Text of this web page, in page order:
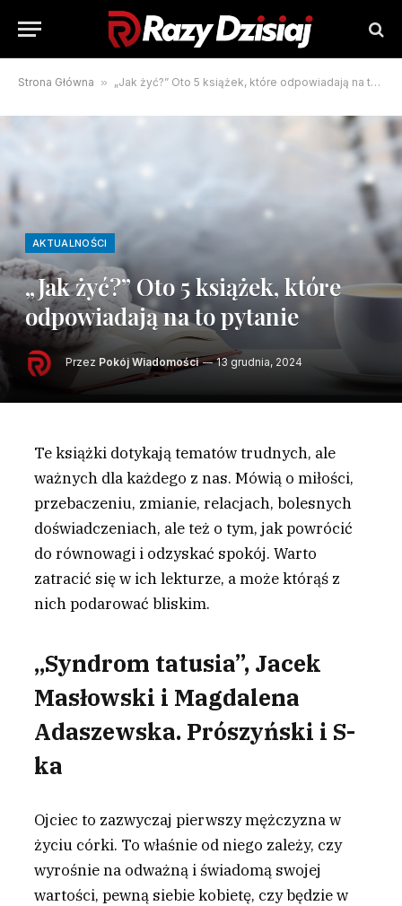
Strona Główna » „Jak żyć?” Oto 5 książek, które odpowiadają na to pytanie
AKTUALNOŚCI
„Jak żyć?” Oto 5 książek, które
odpowiadają na to pytanie
Przez Pokój Wiadomości 13 grudnia, 2024
Te książki dotykają tematów trudnych, ale
ważnych dla każdego z nas. Mówią o miłości,
przebaczeniu, zmianie, relacjach, bolesnych
doświadczeniach, ale też o tym, jak powrócić
do równowagi i odzyskać spokój. Warto
zatracić się w ich lekturze, a może którąś z
nich podarować bliskim.
„Syndrom tatusia”, Jacek
Masłowski i Magdalena
Adaszewska. Prószyński i S-
ka
Ojciec to zazwyczaj pierwszy mężczyzna w
życiu córki. To właśnie od niego zależy, czy
wyrośnie na odważną i świadomą swojej
wartości, pewną siebie kobietę, czy będzie w